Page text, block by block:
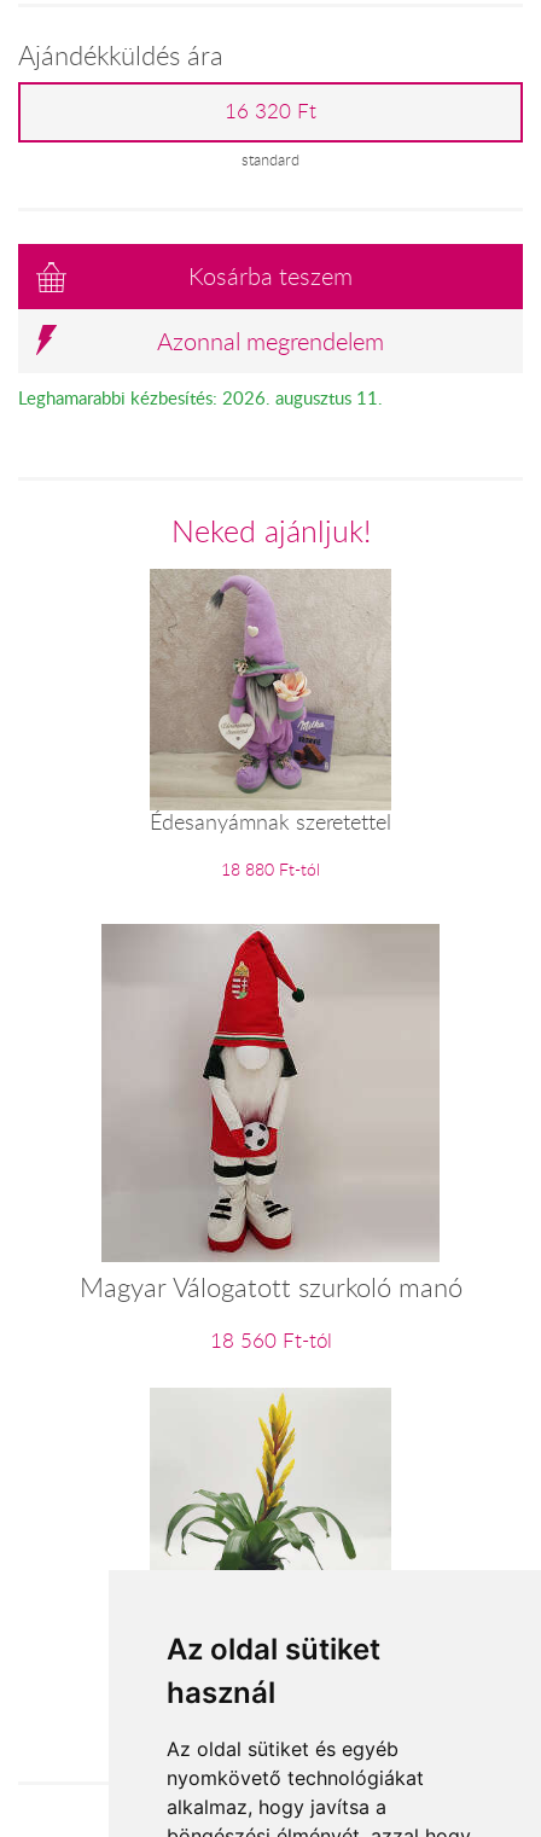
Az oldal sütiket
használ
Az oldal sütiket és egyéb
nyomkövető technológiákat
alkalmaz, hogy javítsa a
Ajándékküldés ára
16 320 Ft
standard
Kosárba teszem
Azonnal megrendelem
Leghamarabbi kézbesítés: 2026. augusztus 11.
Neked ajánljuk!
Édesanyámnak szeretettel
18 880 Ft-tól
Magyar Válogatott szurkoló manó
18 560 Ft-tól
cserepes vriesea
15 564 Ft-tól